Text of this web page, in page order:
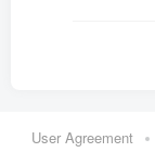
User Agreement